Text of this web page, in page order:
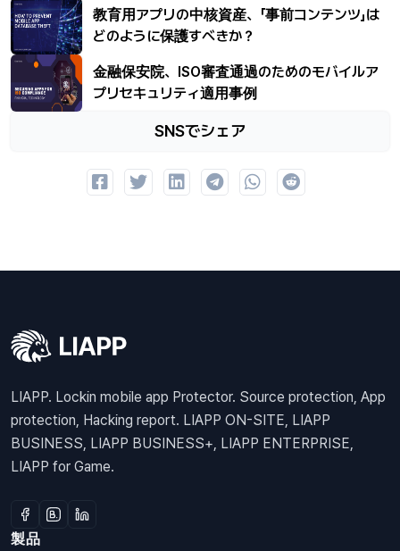
教育用アプリの中核資産、「事前コンテンツ」は
どのように保護すべきか？
金融保安院、ISO審査通過のためのモバイルア
プリセキュリティ適用事例
SNSでシェア
LIAPP. Lockin mobile app Protector. Source protection, App
protection, Hacking report. LIAPP ON-SITE, LIAPP
BUSINESS, LIAPP BUSINESS+, LIAPP ENTERPRISE,
LIAPP for Game.
製品